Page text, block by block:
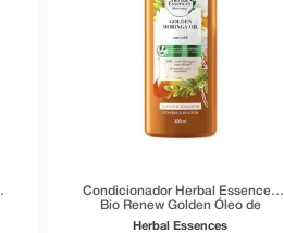
Condicionador Herbal Essences
Bio Renew Golden Óleo de
Moringa 400ml
Herbal Essences